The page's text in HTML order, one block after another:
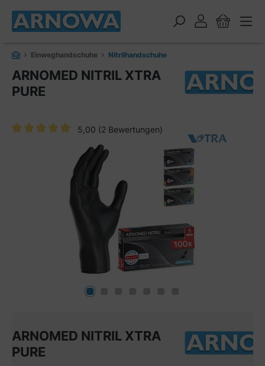
springen
Einweghandschuhe Nitrilhandschuhe
ARNOMED NITRIL XTRA
PURE
Durchschnittliche Bewertung von 5 von 5 Sternen
5,00 (2 Bewertungen)
Bildergalerie überspringen
ARNOMED NITRIL XTRA
PURE